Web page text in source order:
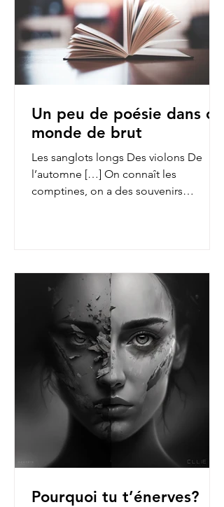
Un peu de poésie dans ce
monde de brut
Les sanglots longs Des violons De
l’automne […] On connaît les
comptines, on a des souvenirs
Pourquoi tu t’énerves?